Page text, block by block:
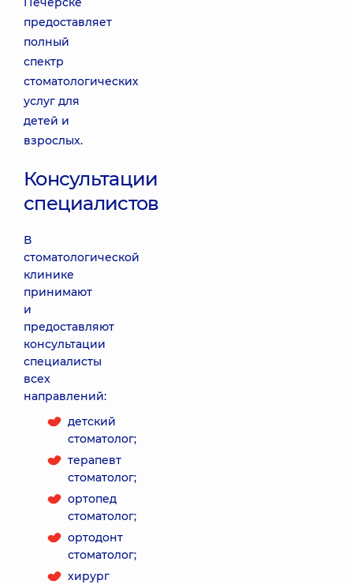
предоставляет
полный
спектр
стоматологических
услуг для
детей и
взрослых.
Консультации
специалистов
В
стоматологической
клинике
принимают
и
предоставляют
консультации
специалисты
всех
направлений:
детский
стоматолог;
терапевт
стоматолог;
ортопед
стоматолог;
ортодонт
стоматолог;
хирург